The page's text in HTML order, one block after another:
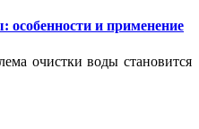
и применение
очистки воды становится